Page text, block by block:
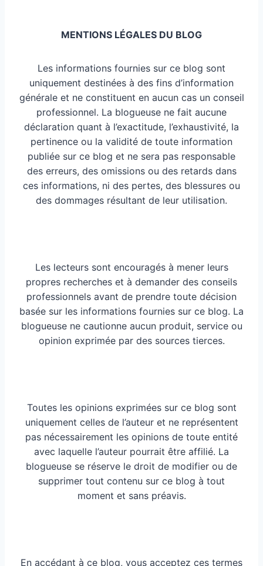
MENTIONS LÉGALES DU BLOG
Les informations fournies sur ce blog sont
uniquement destinées à des fins d’information
générale et ne constituent en aucun cas un conseil
professionnel. La blogueuse ne fait aucune
déclaration quant à l’exactitude, l’exhaustivité, la
pertinence ou la validité de toute information
publiée sur ce blog et ne sera pas responsable
des erreurs, des omissions ou des retards dans
ces informations, ni des pertes, des blessures ou
des dommages résultant de leur utilisation.
Les lecteurs sont encouragés à mener leurs
propres recherches et à demander des conseils
professionnels avant de prendre toute décision
basée sur les informations fournies sur ce blog. La
blogueuse ne cautionne aucun produit, service ou
opinion exprimée par des sources tierces.
Toutes les opinions exprimées sur ce blog sont
uniquement celles de l’auteur et ne représentent
pas nécessairement les opinions de toute entité
avec laquelle l’auteur pourrait être affilié. La
blogueuse se réserve le droit de modifier ou de
supprimer tout contenu sur ce blog à tout
moment et sans préavis.
En accédant à ce blog, vous acceptez ces termes